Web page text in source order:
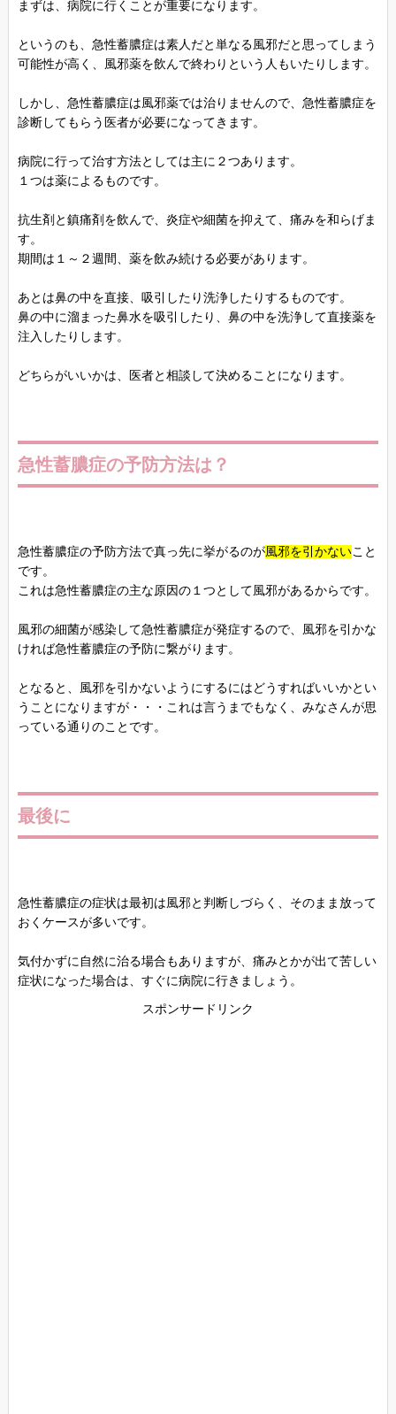
まずは、病院に行くことが重要になります。
というのも、急性蓄膿症は素人だと単なる風邪だと思ってしまう
可能性が高く、風邪薬を飲んで終わりという人もいたりします。
しかし、急性蓄膿症は風邪薬では治りませんので、急性蓄膿症を
診断してもらう医者が必要になってきます。
病院に行って治す方法としては主に２つあります。
１つは薬によるものです。
抗生剤と鎮痛剤を飲んで、炎症や細菌を抑えて、痛みを和らげま
す。
期間は１～２週間、薬を飲み続ける必要があります。
あとは鼻の中を直接、吸引したり洗浄したりするものです。
鼻の中に溜まった鼻水を吸引したり、鼻の中を洗浄して直接薬を
注入したりします。
どちらがいいかは、医者と相談して決めることになります。
急性蓄膿症の予防方法は？
急性蓄膿症の予防方法で真っ先に挙がるのが風邪を引かないこと
です。
これは急性蓄膿症の主な原因の１つとして風邪があるからです。
風邪の細菌が感染して急性蓄膿症が発症するので、風邪を引かな
ければ急性蓄膿症の予防に繋がります。
となると、風邪を引かないようにするにはどうすればいいかとい
うことになりますが・・・これは言うまでもなく、みなさんが思
っている通りのことです。
最後に
急性蓄膿症の症状は最初は風邪と判断しづらく、そのまま放って
おくケースが多いです。
気付かずに自然に治る場合もありますが、痛みとかが出て苦しい
症状になった場合は、すぐに病院に行きましょう。
スポンサードリンク